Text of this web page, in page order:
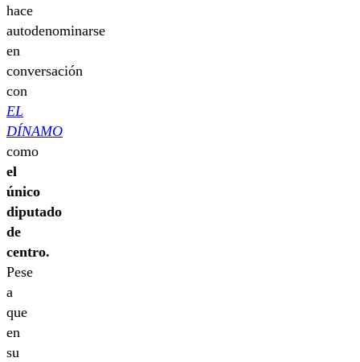
hace
autodenominarse
en
conversación
con
EL
DÍNAMO
como
el
único
diputado
de
centro.
Pese
a
que
en
su